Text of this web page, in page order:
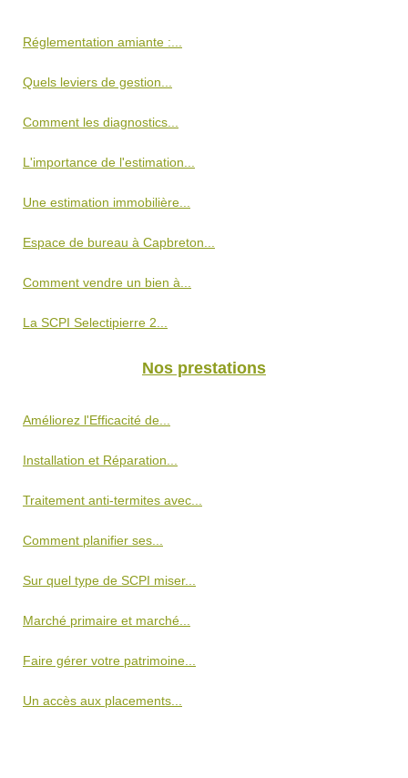
Réglementation amiante :...
Quels leviers de gestion...
Comment les diagnostics...
L'importance de l'estimation...
Une estimation immobilière...
Espace de bureau à Capbreton...
Comment vendre un bien à...
La SCPI Selectipierre 2...
Nos prestations
Améliorez l'Efficacité de...
Installation et Réparation...
Traitement anti-termites avec...
Comment planifier ses...
Sur quel type de SCPI miser...
Marché primaire et marché...
Faire gérer votre patrimoine...
Un accès aux placements...